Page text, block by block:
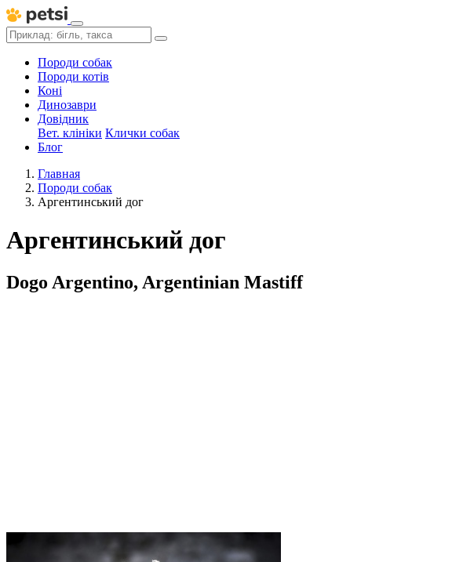
Породи собак
Породи котів
Коні
Динозаври
Довідник
Вет. клініки Клички собак
Блог
Главная
Породи собак
Аргентинський дог
Аргентинський дог
Dogo Argentino, Argentinian Mastiff